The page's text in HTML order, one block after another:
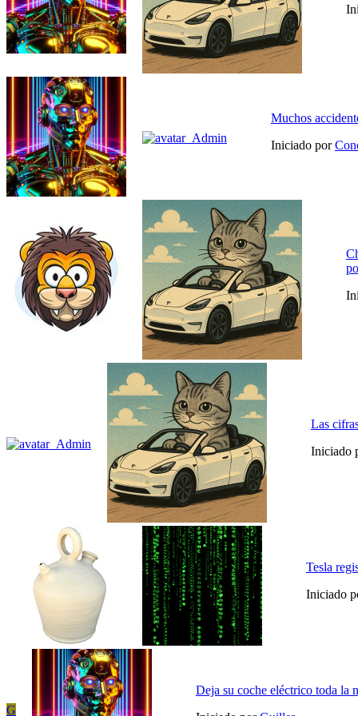
Muchos
Iniciado por
Las
Iniciado
Tesla
Iniciado
G
Deja su coche eléctrico toda la